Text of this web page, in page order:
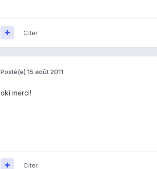
Citer
Posté(e) 15 août 2011
oki merci!
Citer